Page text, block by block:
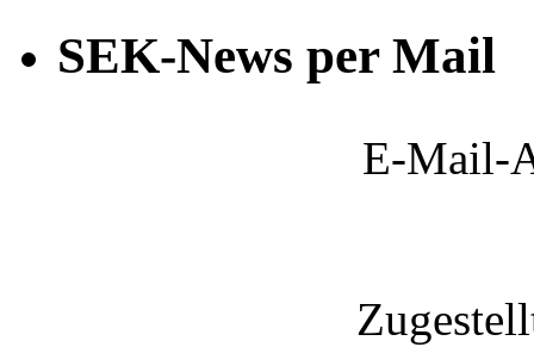
SEK-News per Mail
E-Mail-